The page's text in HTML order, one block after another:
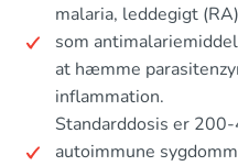
malaria, leddegigt
som
at hæmme
inflammation.
Standarddosis er
autoimmune